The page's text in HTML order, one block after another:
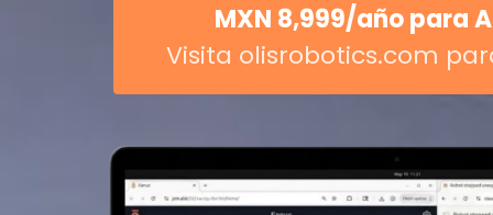
MXN 8,999/año para
Visita olisrobotics.com